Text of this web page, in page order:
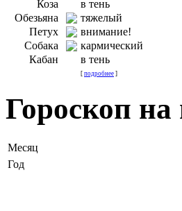
Коза
в тень
Обезьяна
тяжелый
Петух
внимание!
Собака
кармический
Кабан
в тень
[ подробнее ]
Гороскоп на
Месяц
Год